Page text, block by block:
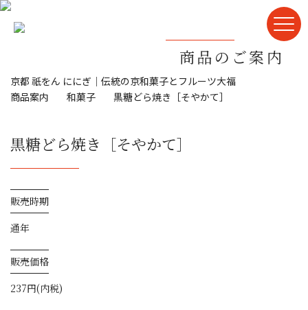
商品のご案内
京都 祇をん ににぎ｜伝統の京和菓子とフルーツ大福
商品案内
和菓子 黒糖どら焼き［そやかて］
黒糖どら焼き［そやかて］
販売時期
通年
販売価格
237円(内税)